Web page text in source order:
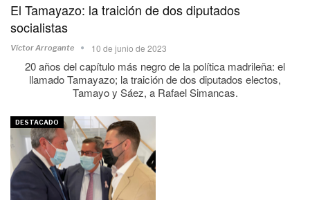
El Tamayazo: la traición de dos diputados
socialistas
Víctor Arrogante 10 de junio de 2023
20 años del capítulo más negro de la política madrileña: el
llamado Tamayazo; la traición de dos diputados electos,
Tamayo y Sáez, a Rafael Simancas.
DESTACADO